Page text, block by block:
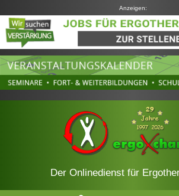
Anzeigen:
Der Onlinedienst für